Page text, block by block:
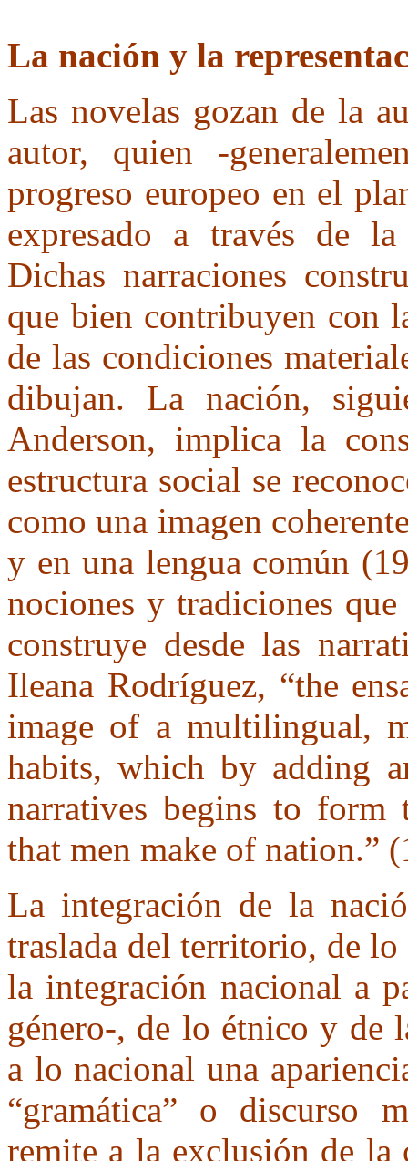
La nación y la
Las novelas gozan de la
autor, quien -
progreso europeo en el
expresado a través de
Dichas narraciones
que bien contribuyen con
de las condiciones
dibujan. La nación,
Anderson, implica la
estructura social se
como una imagen
y en una lengua común
nociones y tradiciones
construye desde las
Ileana Rodríguez, “the
image of a multilingual,
habits, which by adding
narratives begins to form
that men make of nation.”
La integración de la
traslada del territorio, de
la integración nacional a
género-, de lo étnico y de
a lo nacional una
“gramática” o discurso
remite a la exclusión de la